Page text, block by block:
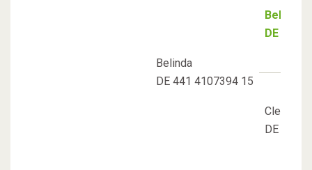
Belinda
DE 441 4107394 15
Bellini
DE 441
Clever
DE 441